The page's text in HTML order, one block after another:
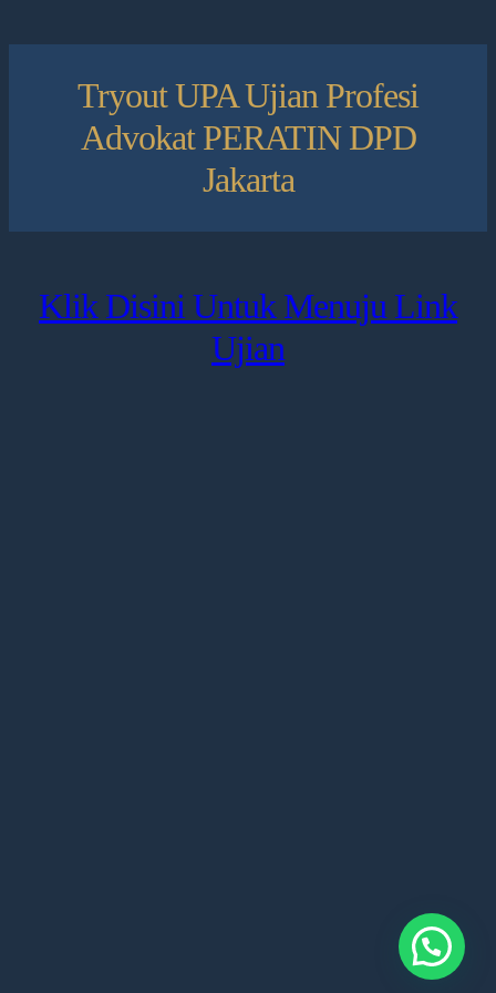
Tryout UPA Ujian Profesi
Advokat PERATIN DPD
Jakarta
Klik Disini Untuk Menuju Link
Ujian